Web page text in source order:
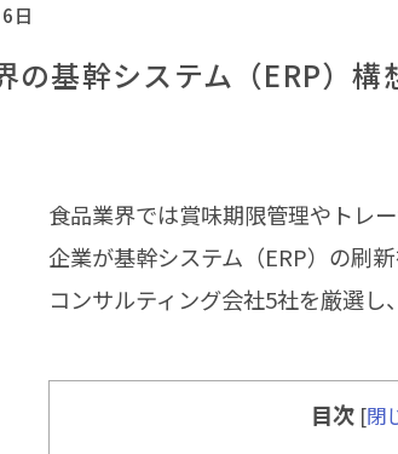
日
の基幹システム（ERP）
食品業界では賞味期限管理やトレ
企業が基幹システム（ERP）の刷
コンサルティング会社5社を厳選し
目次 [閉